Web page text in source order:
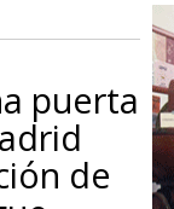
puerta
de